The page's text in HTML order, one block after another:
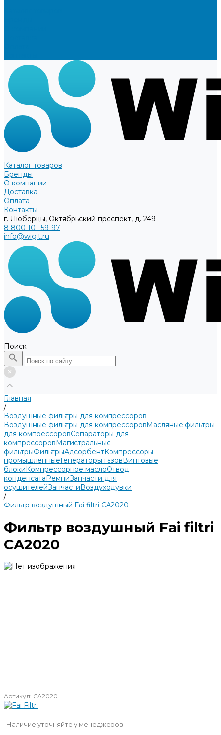
Каталог товаров
Бренды
О компании
Доставка
Оплата
Контакты
г. Люберцы, Октябрьский проспект, д. 249
8 800 101-59-97
info@wigit.ru
Поиск
Главная
/
Воздушные фильтры для компрессоров
Воздушные фильтры для компрессоровМасляные фильтры
для компрессоровСепараторы для
компрессоровМагистральные
фильтрыФильтрыАдсорбентКомпрессоры
промышленныеГенераторы газовВинтовые
блокиКомпрессорное маслоОтвод
конденсатаРемниЗапчасти для
осушителейЗапчастиВоздуходувки
/
Фильтр воздушный Fai filtri CA2020
Фильтр воздушный Fai filtri
CA2020
Артикул: CA2020
Наличие уточняйте у менеджеров